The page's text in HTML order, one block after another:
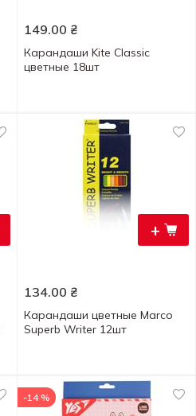
149.00 ₴
Карандаши Kite Classic
цветные 18шт
+
134.00 ₴
Карандаши цветные Marco
Superb Writer 12шт
-14 %